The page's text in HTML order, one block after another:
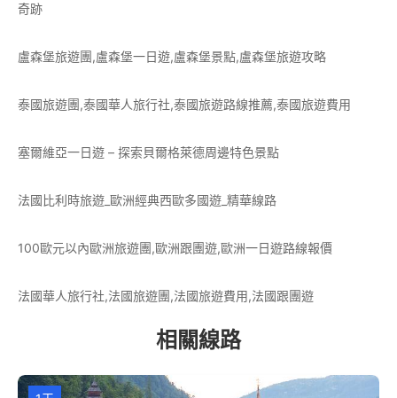
奇跡
盧森堡旅遊團,盧森堡一日遊,盧森堡景點,盧森堡旅遊攻略
泰國旅遊團,泰國華人旅行社,泰國旅遊路線推薦,泰國旅遊費用
塞爾維亞一日遊 – 探索貝爾格萊德周邊特色景點
法國比利時旅遊_歐洲經典西歐多國遊_精華線路
100歐元以內歐洲旅遊團,歐洲跟團遊,歐洲一日遊路線報價
法國華人旅行社,法國旅遊團,法國旅遊費用,法國跟團遊
相關線路